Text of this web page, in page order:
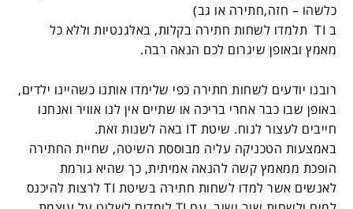
כלשהו – חזה,חתירה או גב)
ב TI תלמדו לשחות חתירה בקלות, באלגנטיות וללא כל
מאמץ ובאופן שיגרום לכם הנאה רבה.
רובנו יודעים לשחות חתירה כפי שלימדו אותנו כשהיינו ילדים,
באופן שבו כבר אחרי בריכה או שתיים אין לנו אוויר ואנחנו
חייבים לעצור לנוח. שיטת IT באה לשנות זאת.
באמצעות הטכניקה עליה מבוססת השיטה, שחיית החתירה
הופכת ממאמץ קשה להנאה אמיתית, כך שהיא גורמת
לאנשים אשר למדו לשחות חתירה בשיטת TI לרצות להיכנס